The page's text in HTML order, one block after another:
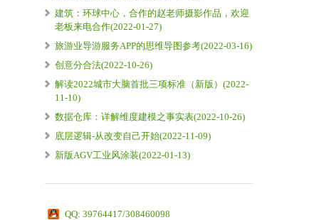
建筑：环球中心，合作的赵老师摄影作品，欢迎
老板来电合作(2022-01-27)
旅游业导游服务APP的思维导图参考(2022-03-16)
创意分合法(2022-10-26)
解读2022城市大脑首批三项标准（新版）(2022-
11-10)
数据仓库：详解维度建模之事实表(2022-10-26)
底层逻辑-从改变自己开始(2022-11-09)
新版AGV工业风涂装(2022-01-13)
QQ: 39764417/308460098